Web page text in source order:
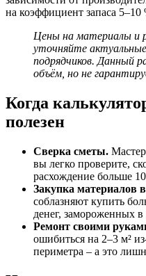
на коэффициент запаса 5–10
Цены на материалы и
уточняйте актуальные
подрядчиков. Данный
объём, но не
Когда
полезен
Сверка сметы.
вы легко проверите,
расхождение больше
Закупка материалов
соблазняют купить
денег, замороженных
Ремонт своими
ошибиться на 2–3 м²
периметра – а это